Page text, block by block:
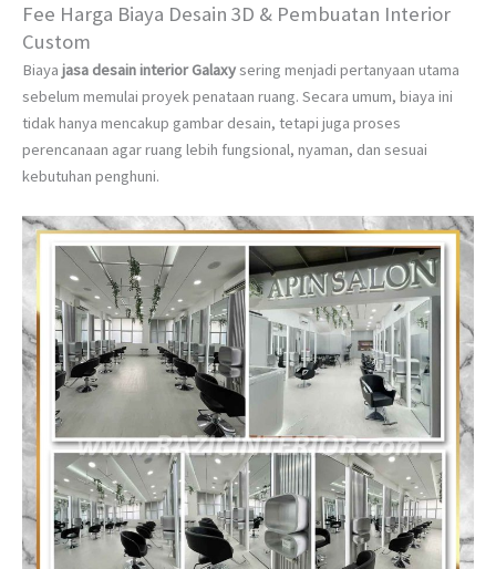
Fee Harga Biaya Desain 3D & Pembuatan Interior
Custom
Biaya jasa desain interior Galaxysering menjadi pertanyaan utama
sebelum memulai proyek penataan ruang. Secara umum, biaya ini
tidak hanya mencakup gambar desain, tetapi juga proses
perencanaan agar ruang lebih fungsional, nyaman, dan sesuai
kebutuhan penghuni.